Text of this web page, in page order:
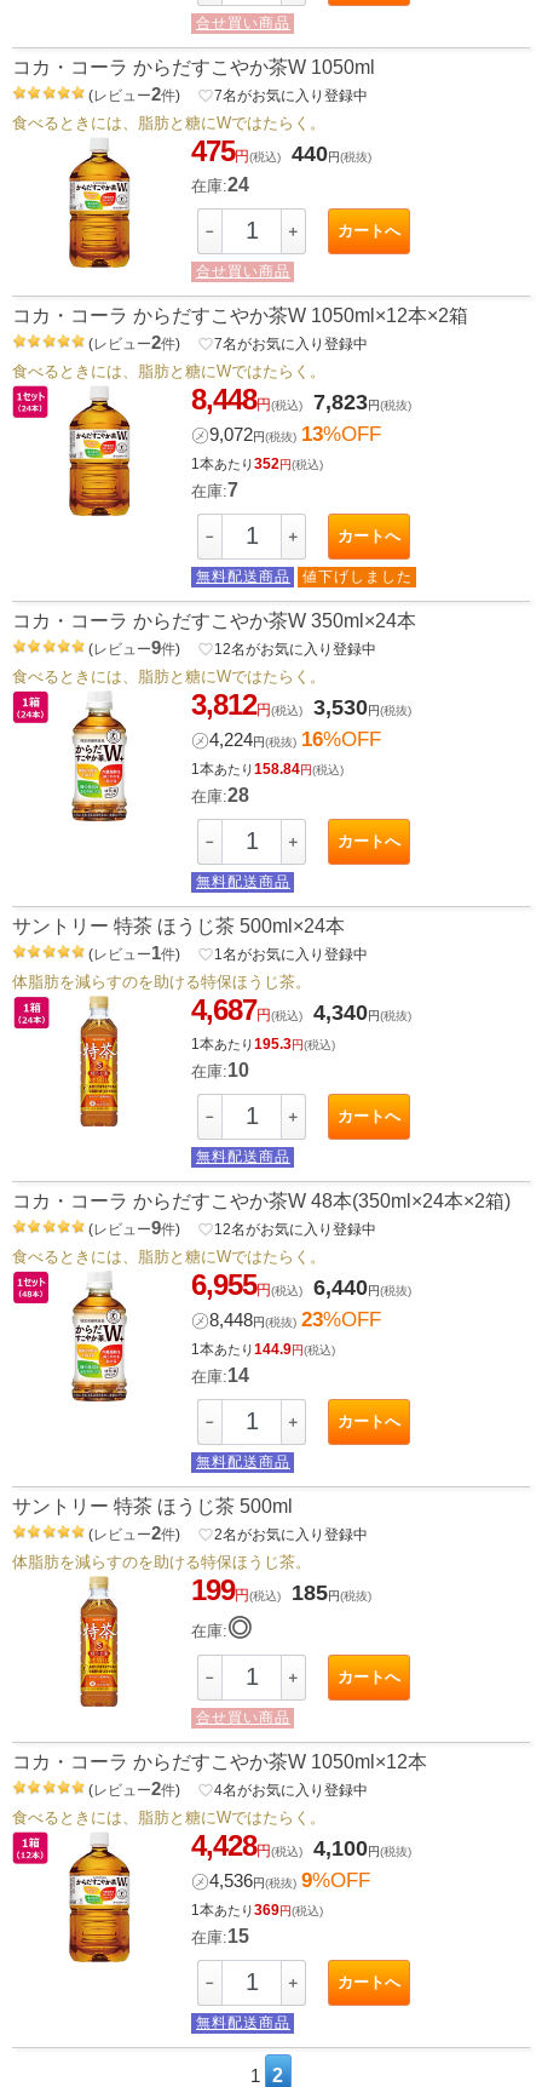
合せ買い商品
コカ・コーラ からだすこやか茶W 1050ml
(レビュー2件) favorite_border7名がお気に入り登録中
食べるときには、脂肪と糖にWではたらく。
475円(税込) 440円(税抜)
在庫:24
－ ＋ カートへ
合せ買い商品
コカ・コーラ からだすこやか茶W 1050ml×12本×2箱
(レビュー2件) favorite_border7名がお気に入り登録中
食べるときには、脂肪と糖にWではたらく。
8,448円(税込) 7,823円(税抜)
㋱9,072円(税抜) 13%OFF
1本あたり352円(税込)
在庫:7
－ ＋ カートへ
無料配送商品 値下げしました
コカ・コーラ からだすこやか茶W 350ml×24本
(レビュー9件) favorite_border12名がお気に入り登録中
食べるときには、脂肪と糖にWではたらく。
3,812円(税込) 3,530円(税抜)
㋱4,224円(税抜) 16%OFF
1本あたり158.84円(税込)
在庫:28
－ ＋ カートへ
無料配送商品
サントリー 特茶 ほうじ茶 500ml×24本
(レビュー1件) favorite_border1 名がお気に入り登録中
体脂肪を減らすのを助ける特保ほうじ茶。
4,687円(税込) 4,340円(税抜)
1本あたり195.3円(税込)
在庫:10
－ ＋ カートへ
無料配送商品
コカ・コーラ からだすこやか茶W 48本(350ml×24本×2箱)
(レビュー9件) favorite_border12名がお気に入り登録中
食べるときには、脂肪と糖にWではたらく。
6,955円(税込) 6,440円(税抜)
㋱8,448円(税抜) 23%OFF
1本あたり144.9円(税込)
在庫:14
－ ＋ カートへ
無料配送商品
サントリー 特茶 ほうじ茶 500ml
(レビュー2件) favorite_border2名がお気に入り登録中
体脂肪を減らすのを助ける特保ほうじ茶。
199円(税込) 185円(税抜)
在庫:◎
－ ＋ カートへ
合せ買い商品
コカ・コーラ からだすこやか茶W 1050ml×12本
(レビュー2件) favorite_border4名がお気に入り登録中
食べるときには、脂肪と糖にWではたらく。
4,428円(税込) 4,100円(税抜)
㋱4,536円(税抜) 9%OFF
1本あたり369円(税込)
在庫:15
－ ＋ カートへ
無料配送商品
1 2